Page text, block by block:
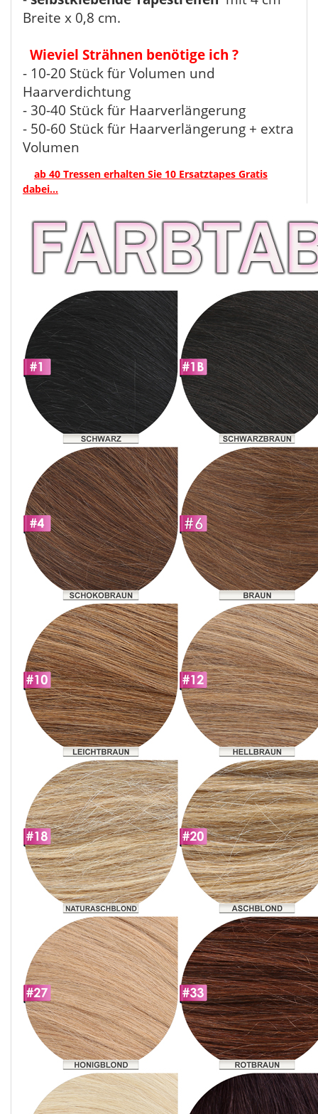
Breite x 0,8 cm.
Wieviel Strähnen benötige ich ?
- 10-20 Stück für Volumen und
Haarverdichtung
- 30-40 Stück für Haarverlängerung
- 50-60 Stück für Haarverlängerung + extra
Volumen
ab 40 Tressen erhalten Sie 10 Ersatztapes Gratis
dabei...